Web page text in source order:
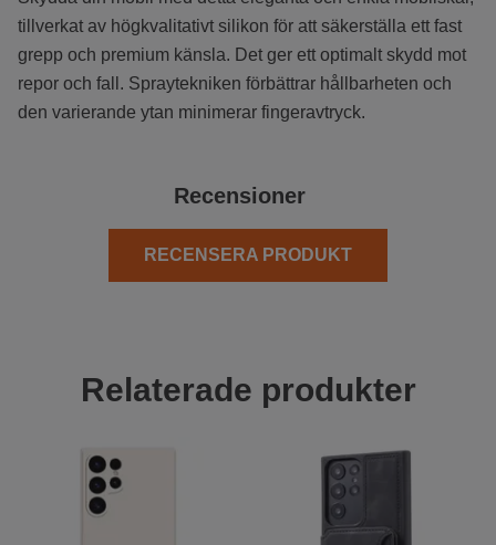
tillverkat av högkvalitativt silikon för att säkerställa ett fast
grepp och premium känsla. Det ger ett optimalt skydd mot
repor och fall. Spraytekniken förbättrar hållbarheten och
den varierande ytan minimerar fingeravtryck.
Recensioner
RECENSERA PRODUKT
Relaterade produkter